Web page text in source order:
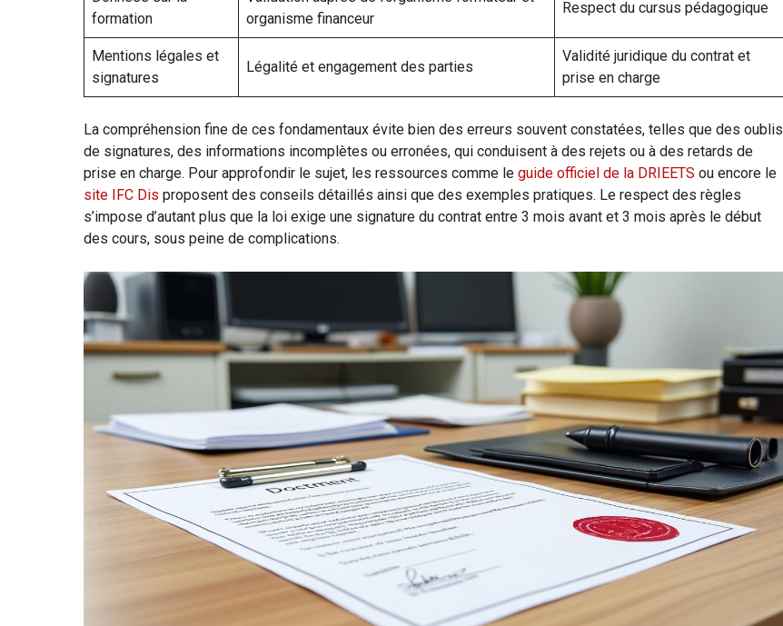
formation
organisme financeur
Respect du cursus pédagogique
Mentions légales et
signatures
Légalité et engagement des parties
Validité juridique du contrat et
prise en charge
La compréhension fine de ces fondamentaux évite bien des erreurs souvent constatées, telles que des oublis
de signatures, des informations incomplètes ou erronées, qui conduisent à des rejets ou à des retards de
prise en charge. Pour approfondir le sujet, les ressources comme le guide officiel de la DRIEETS ou encore le
site IFC Dis proposent des conseils détaillés ainsi que des exemples pratiques. Le respect des règles
s’impose d’autant plus que la loi exige une signature du contrat entre 3 mois avant et 3 mois après le début
des cours, sous peine de complications.